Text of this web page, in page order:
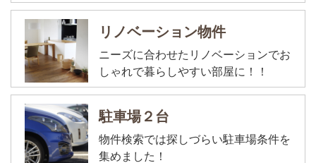
リノベーション物件
ニーズに合わせたリノベーションでお
しゃれで暮らしやすい部屋に！！
駐車場２台
物件検索では探しづらい駐車場条件を
集めました！